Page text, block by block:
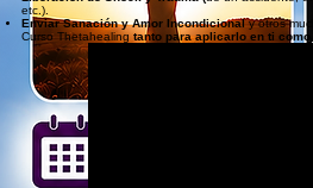
etc.).
Enviar Sanación y Amor Incondicionaly otros
Curso Thetahealingtanto para aplicarlo en ti